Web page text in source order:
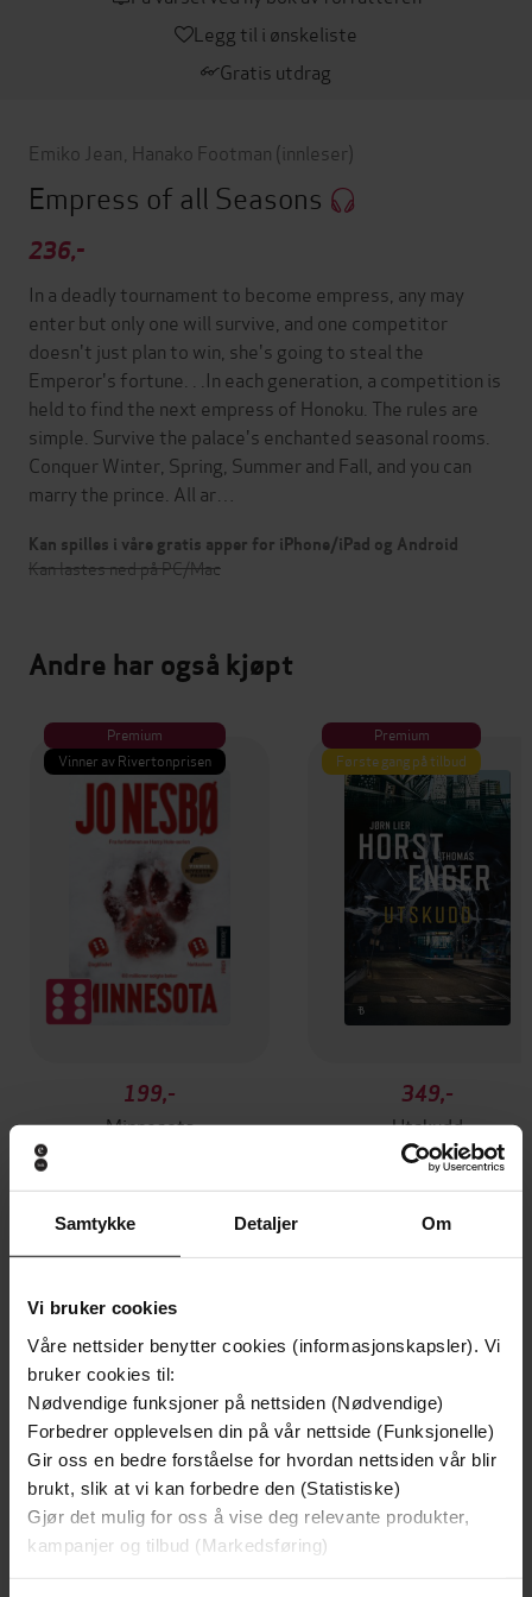
Samtykke Detaljer Om
Vi bruker cookies
Våre nettsider benytter cookies (informasjonskapsler). Vi
bruker cookies til:
Nødvendige funksjoner på nettsiden (Nødvendige)
Forbedrer opplevelsen din på vår nettside (Funksjonelle)
Gir oss en bedre forståelse for hvordan nettsiden vår blir
brukt, slik at vi kan forbedre den (Statistiske)
Gjør det mulig for oss å vise deg relevante produkter,
kampanjer og tilbud (Markedsføring)
Legg til i ønskeliste
Gratis utdrag
Emiko Jean Hanako Footman (innleser)
Empress of all Seasons
236,-
In a deadly tournament to become empress, any may
enter but only one will survive, and one competitor
doesn't just plan to win, she's going to steal the
Emperor's fortune. . .In each generation, a competition is
held to find the next empress of Honoku. The rules are
simple. Survive the palace's enchanted seasonal rooms.
Conquer Winter, Spring, Summer and Fall, and you can
marry the prince. All ar…
Kan spilles i våre gratis apper for iPhone/iPad og Android
Kan lastes ned på PC/Mac
Andre har også kjøpt
Premium
Vinner av Rivertonprisen
199,-
Minnesota
Premium
Første gang på tilbud
349,-
Utskudd
Jørn Lier Horst
Forfattere Emiko Jean
(innleser)
Forlag Gollancz
Utgitt 08.11.2018
Lengde 9:51
Sjanger Skjønnlitteratur,Fantasy og science